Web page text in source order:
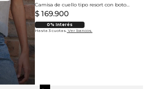
Camisa de cuello tipo resort con botones en frente para hombre
$ 169.900
0% Interés
Hasta 3 cuotas. Ver bancos.